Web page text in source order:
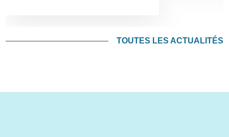
TOUTES LES ACTUALITÉS